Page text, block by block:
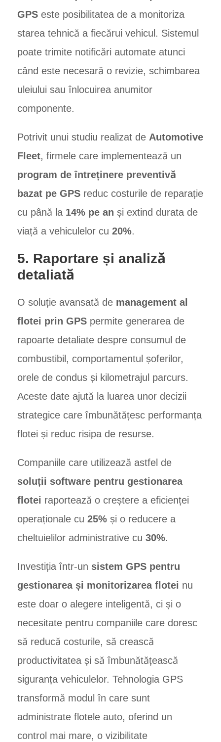
GPS este posibilitatea de a monitoriza
starea tehnică a fiecărui vehicul. Sistemul
poate trimite notificări automate atunci
când este necesară o revizie, schimbarea
uleiului sau înlocuirea anumitor
componente.
Potrivit unui studiu realizat de Automotive
Fleet, firmele care implementează un
program de întreținere preventivă
bazat pe GPS reduc costurile de reparație
cu până la 14% pe an și extind durata de
viață a vehiculelor cu 20%.
5. Raportare și analiză
detaliată
O soluție avansată de management al
flotei prin GPS permite generarea de
rapoarte detaliate despre consumul de
combustibil, comportamentul șoferilor,
orele de condus și kilometrajul parcurs.
Aceste date ajută la luarea unor decizii
strategice care îmbunătățesc performanța
flotei și reduc risipa de resurse.
Companiile care utilizează astfel de
soluții software pentru gestionarea
flotei raportează o creștere a eficienței
operaționale cu 25% și o reducere a
cheltuielilor administrative cu 30%.
Investiția într-un sistem GPS pentru
gestionarea și monitorizarea flotei nu
este doar o alegere inteligentă, ci și o
necesitate pentru companiile care doresc
să reducă costurile, să crească
productivitatea și să îmbunătățească
siguranța vehiculelor. Tehnologia GPS
transformă modul în care sunt
administrate flotele auto, oferind un
control mai mare, o vizibilitate